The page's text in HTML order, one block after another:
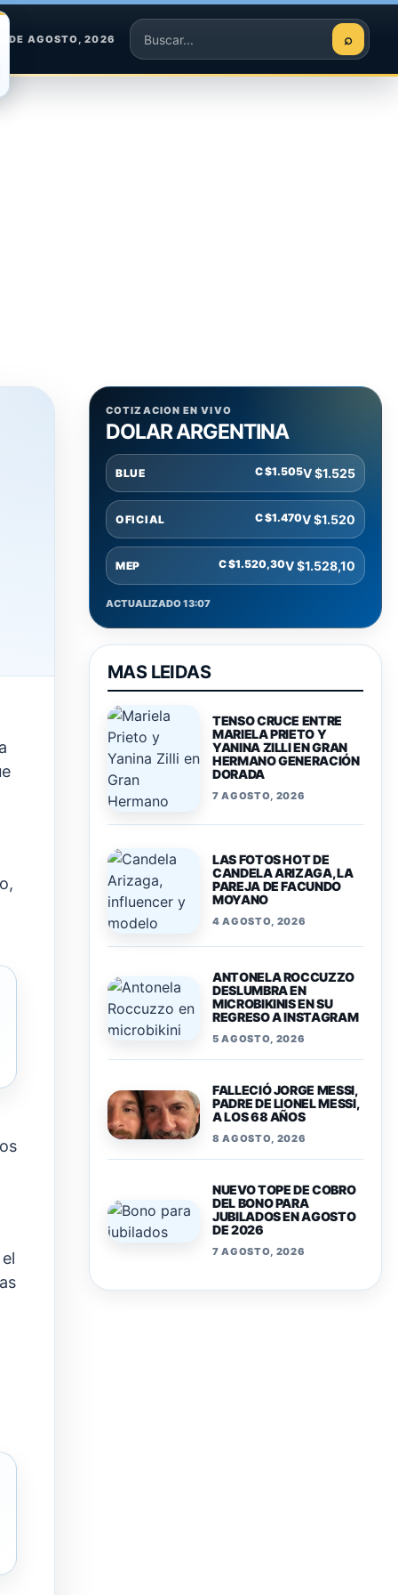
DE AGOSTO, 2026
Buscar
⌕
COTIZACION EN VIVO
DOLAR ARGENTINA
BLUE C $1.505V $1.525
OFICIAL C $1.470V $1.520
MEP C $1.520,30V $1.528,10
ACTUALIZADO 13:07
MAS LEIDAS
TENSO CRUCE ENTRE
MARIELA PRIETO Y
YANINA ZILLI EN GRAN
HERMANO GENERACIÓN
DORADA
7 AGOSTO, 2026
LAS FOTOS HOT DE
CANDELA ARIZAGA, LA
PAREJA DE FACUNDO
MOYANO
4 AGOSTO, 2026
ANTONELA ROCCUZZO
DESLUMBRA EN
MICROBIKINIS EN SU
REGRESO A INSTAGRAM
5 AGOSTO, 2026
FALLECIÓ JORGE MESSI,
PADRE DE LIONEL MESSI,
A LOS 68 AÑOS
8 AGOSTO, 2026
NUEVO TOPE DE COBRO
DEL BONO PARA
JUBILADOS EN AGOSTO
DE 2026
7 AGOSTO, 2026